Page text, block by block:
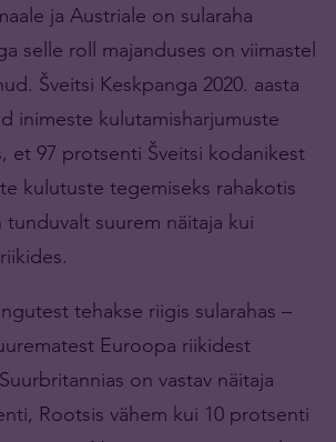
ja Austriale on sularaha
selle roll majanduses on viimastel
Šveitsi Keskpanga 2020. aasta
inimeste kulutamisharjumuste
et 97 protsenti Šveitsi kodanikest
kulutuste tegemiseks rahakotis
tunduvalt suurem näitaja kui
tehakse riigis sularahas –
Euroopa riikidest
on vastav näitaja
Rootsis vähem kui 10 protsenti